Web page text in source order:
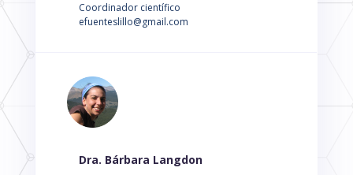
Coordinador científico
efuenteslillo@gmail.com
Dra. Bárbara Langdon